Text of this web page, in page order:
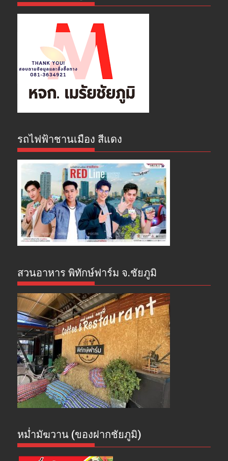
รถไฟฟ้าชานเมือง สีแดง
สวนอาหาร พิทักษ์ฟาร์ม จ.ชัยภูมิ
หม่ำมัฆวาน (ของฝากชัยภูมิ)